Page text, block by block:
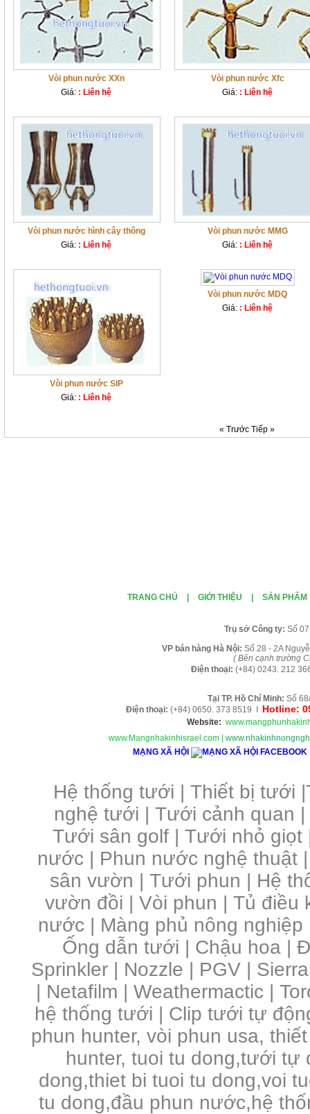
Vòi phun nước XXn
Giá: : Liên hệ
Vòi phun nước Xfc
Giá: : Liên hệ
Vòi phun nước hình cây thông
Giá: : Liên hệ
Vòi phun nước MMG
Giá: : Liên hệ
Vòi phun nước SIP
Giá: : Liên hệ
Vòi phun nước MDQ
Giá: : Liên hệ
« TrướcTiếp »
TRANG CHỦ GIỚI THIỆU SẢN PHẨM
Trụ sở Công ty: Số
VP bán hàng Hà Nội: Số 28 - 2A
( Bên cạnh trường
Điện thoại: (+84) 0243. 212
Tại TP. H ồ Chí Minh: Số
Điện thoại: (+84) 0650. 373 8519 I Hotline:
Website:
www.Mangnhakinhisrael.com
MẠNG XÃ HỘI
Hệ thống tưới | Thiết bị tưới |
nghệ tưới | Tưới cảnh quan |
Tưới sân golf |Tưới nhỏ giọt
nước | Phun nước nghệ thuật
sân vườn |Tưới phun | Hệ
vườn đồi | Vòi phun | Tủ điều
nước | Màng phủ nông
Ống dẫn tưới | Chậu hoa |
Sprinkler | Nozzle | PGV |
| Netafilm | Weathermactic |
hệ thống tưới | Clip tưới tự
phun hunter, vòi phun usa,
hunter, tuoi tu dong,tưới tự
dong,thiet bi tuoi tu dong,voi
tu dong,đầu phun nước,hệ